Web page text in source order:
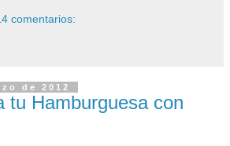
comentarios:
de 2012
tu Hamburguesa con